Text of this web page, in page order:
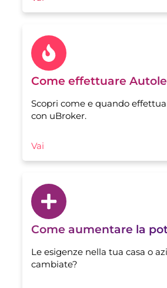
Come effettuare
Scopri come e quando
con uBroker.
Vai
Come aumentare la
Le esigenze nella tua casa o
cambiate?